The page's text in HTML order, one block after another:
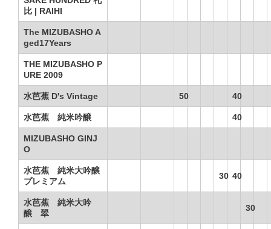
比 | RAIHI
The MIZUBASHO A
ged17Years
THE MIZUBASHO P
URE 2009
水芭蕉 D's Vintage 50 40
水芭蕉 純米吟醸 40
MIZUBASHO GINJ
O
水芭蕉 純米大吟醸
プレミアム
30 40
水芭蕉 純米大吟
醸 翠
30